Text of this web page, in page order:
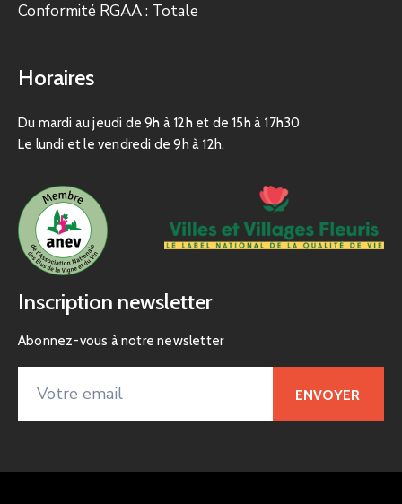
Conformité RGAA : Totale
Horaires
Du mardi au jeudi de 9h à 12h et de 15h à 17h30
Le lundi et le vendredi de 9h à 12h.
Inscription newsletter
Abonnez-vous à notre newsletter